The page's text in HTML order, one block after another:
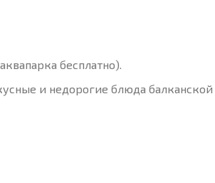
бесплатно).
и недорогие блюда балканской